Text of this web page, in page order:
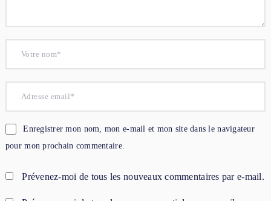
Enregistrer mon nom, mon e-mail et mon site dans le navigateur
pour mon prochain commentaire.
Prévenez-moi de tous les nouveaux commentaires par e-mail.